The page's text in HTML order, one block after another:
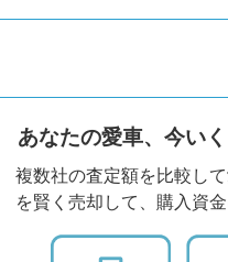
あなたの愛車、今いく
複数社の査定額を比較し
を賢く売却して、購入資